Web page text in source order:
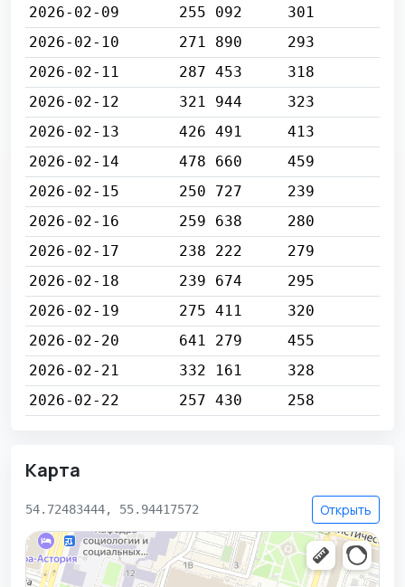
2026-02-09
255 092
301
2026-02-10
271 890
293
2026-02-11
287 453
318
2026-02-12
321 944
323
2026-02-13
426 491
413
2026-02-14
478 660
459
2026-02-15
250 727
239
2026-02-16
259 638
280
2026-02-17
238 222
279
2026-02-18
239 674
295
2026-02-19
275 411
320
2026-02-20
641 279
455
2026-02-21
332 161
328
2026-02-22
257 430 258
Карта
54.72483444, 55.94417572 Открыть